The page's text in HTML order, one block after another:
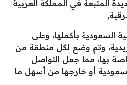
المتبعة في المملكة العربية
السعودية بأكملها، وعلى
8 مناطق بريدية، وتم وضع لكل منطقة من
بها، مما جعل التواصل
أو خارجها من أسهل ما